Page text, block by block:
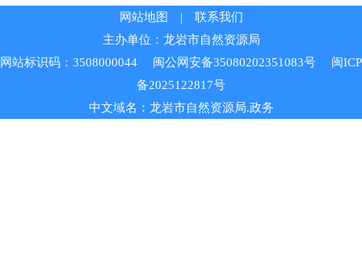
网站地图 |
联系我们
主办单位：龙岩市自然资源局
网站标识码：3508000044
闽公网安备35080202351083号
闽ICP
备2025122817号
中文域名：龙岩市自然资源局.政务